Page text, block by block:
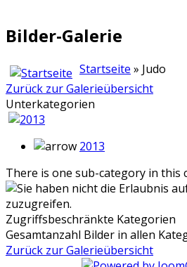
Bilder-Galerie
Startseite » Judo
Zurück zur Galerieübersicht
Unterkategorien
2013
There is one sub-category in this
Zugriffsbeschränkte Kategorien
Gesamtanzahl Bilder in allen
Zurück zur Galerieübersicht